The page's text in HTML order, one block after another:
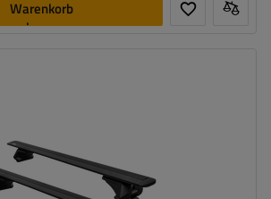
Warenkorb
legen